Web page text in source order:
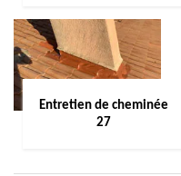
Entretien de cheminée
27